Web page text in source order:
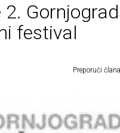
2.
festival
Preporuči